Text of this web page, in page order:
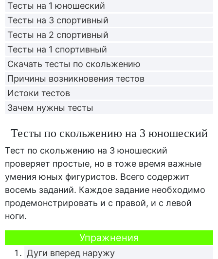
Тесты на 1 юношеский
Тесты на 3 спортивный
Тесты на 2 спортивный
Тесты на 1 спортивный
Скачать тесты по скольжению
Причины возникновения тестов
Истоки тестов
Зачем нужны тесты
Тесты по скольжению на 3 юношеский
Тест по скольжению на 3 юношеский
проверяет простые, но в тоже время важные
умения юных фигуристов. Всего содержит
восемь заданий. Каждое задание необходимо
продемонстрировать и с правой, и с левой
ноги.
Упражнения
Дуги вперед наружу